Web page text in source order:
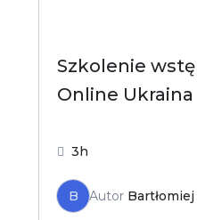
Szkolenie
Online Ukraina
3h
B Autor Bartłomiej